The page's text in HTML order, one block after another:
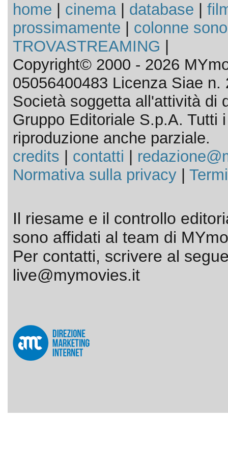
home cinema| database
prossimamente
colonne
TROVASTREAMING
Copyright© 2000 - 2026
05056400483 Licenza Siae n.
Società soggetta all'attività di
Gruppo Editoriale S.p.A. Tutti
riproduzione anche parziale.
credits
contatti
Normativa sulla privacy|
Il riesame e il controllo
sono affidati al team di
Per contatti, scrivere al
live@mymovies.it